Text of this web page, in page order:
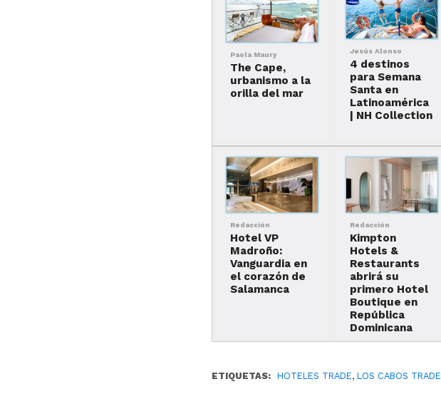
Paola Maury
The Cape,
urbanismo a la
orilla del mar
Jesús Alonso
4 destinos
para Semana
Santa en
Latinoamérica
| NH Collection
Redacción
Hotel VP
Madroño:
Vanguardia en
el corazón de
Salamanca
Redacción
Kimpton
Hotels &
Restaurants
abrirá su
primero Hotel
Boutique en
República
Dominicana
ETIQUETAS: HOTELES TRADE,LOS CABOS TRADE